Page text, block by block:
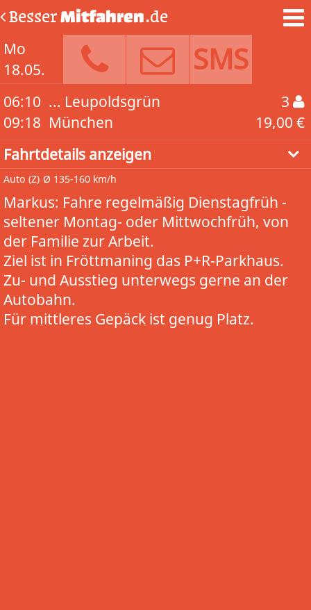
BesserMitfahren.de
Mo
18.05.
SMS
06:10
09:18
... Leupoldsgrün
München
3
19,00 €
Fahrtdetails anzeigen
Auto (Z) Ø 135-160 km/h
Markus: Fahre regelmäßig Dienstagfrüh -
seltener Montag- oder Mittwochfrüh, von
der Familie zur Arbeit.
Ziel ist in Fröttmaning das P+R-Parkhaus.
Zu- und Ausstieg unterwegs gerne an der
Autobahn.
Für mittleres Gepäck ist genug Platz.